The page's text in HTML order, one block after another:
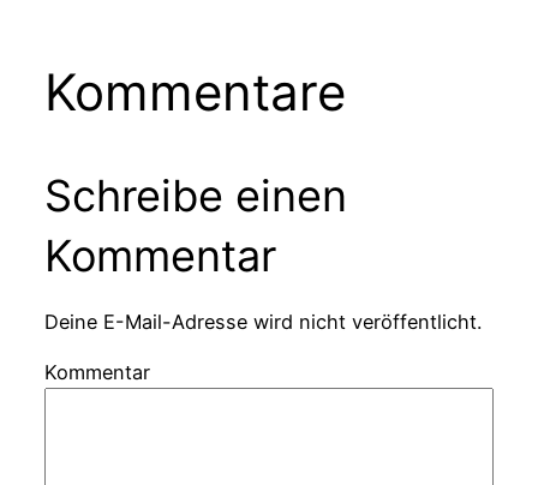
Kommentare
Schreibe einen
Kommentar
Deine E-Mail-Adresse wird nicht veröffentlicht.
Kommentar